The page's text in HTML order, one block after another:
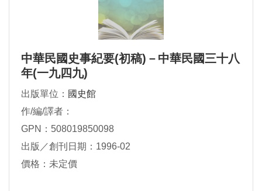
中華民國史事紀要(初稿)－中華民國三十八
年(一九四九)
出版單位： 國史館
作/編/譯者：
GPN：508019850098
出版／創刊日期：1996-02
價格：未定價